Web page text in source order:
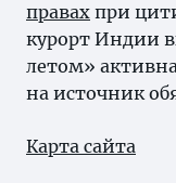
правах при
курорт Индии
летом»
на источник
Карта сайта